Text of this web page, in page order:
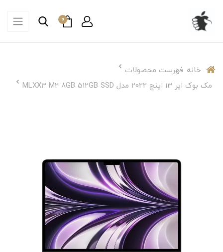
0
خانه فهرست محصولات
مک بوک ایر 13 اینچ 2022 مدل MLXX3 M2 8GB 512GB SSD